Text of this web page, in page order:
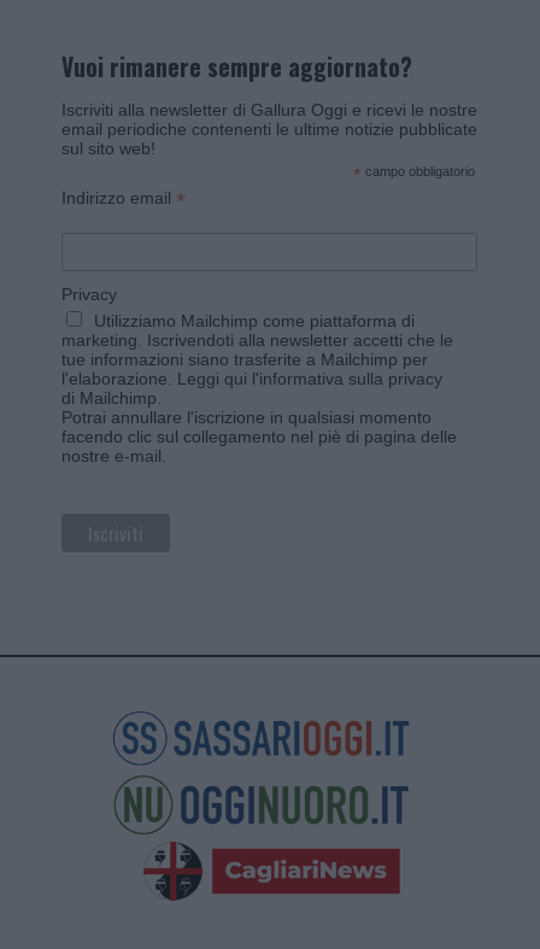
Vuoi rimanere sempre aggiornato?
Iscriviti alla newsletter di Gallura Oggi e ricevi le nostre
email periodiche contenenti le ultime notizie pubblicate
sul sito web!
* campo obbligatorio
Indirizzo email *
Privacy
Utilizziamo Mailchimp come piattaforma di
marketing. Iscrivendoti alla newsletter accetti che le
tue informazioni siano trasferite a Mailchimp per
l'elaborazione. Leggi qui l'informativa sulla privacy
di Mailchimp
Potrai annullare l'iscrizione in qualsiasi momento
facendo clic sul collegamento nel piè di pagina delle
nostre e-mail.